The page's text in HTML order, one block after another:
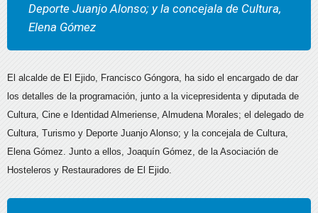
Deporte Juanjo Alonso; y la concejala de Cultura,
Elena Gómez
El alcalde de El Ejido, Francisco Góngora, ha sido el encargado de dar
los detalles de la programación, junto a la vicepresidenta y diputada de
Cultura, Cine e Identidad Almeriense, Almudena Morales; el delegado de
Cultura, Turismo y Deporte Juanjo Alonso; y la concejala de Cultura,
Elena Gómez. Junto a ellos, Joaquín Gómez, de la Asociación de
Hosteleros y Restauradores de El Ejido.